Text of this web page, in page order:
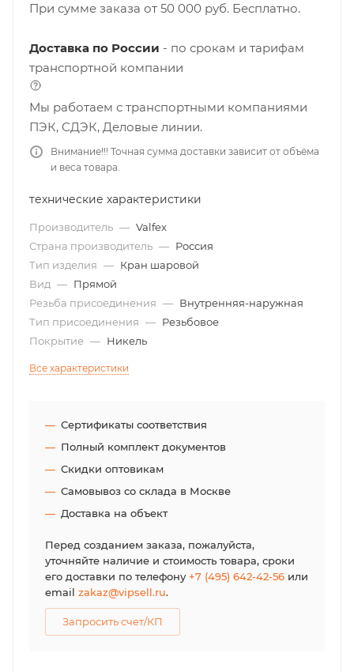
При сумме заказа от 50 000 руб. Бесплатно.
Доставка по России - по срокам и тарифам
транспортной компании
Мы работаем с транспортными компаниями
ПЭК, СДЭК, Деловые линии.
Внимание!!! Точная сумма доставки зависит от объёма
и веса товара.
технические характеристики
Производитель — Valfex
Страна производитель — Россия
Тип изделия — Кран шаровой
Вид — Прямой
Резьба присоединения — Внутренняя-наружная
Тип присоединения — Резьбовое
Покрытие — Никель
Все характеристики
Сертификаты соответствия
Полный комплект документов
Скидки оптовикам
Самовывоз со склада в Москве
Доставка на объект
Перед созданием заказа, пожалуйста,
уточняйте наличие и стоимость товара, сроки
его доставки по телефону+7 (495) 642-42-56 или
email zakaz@vipsell.ru.
Запросить счет/КП